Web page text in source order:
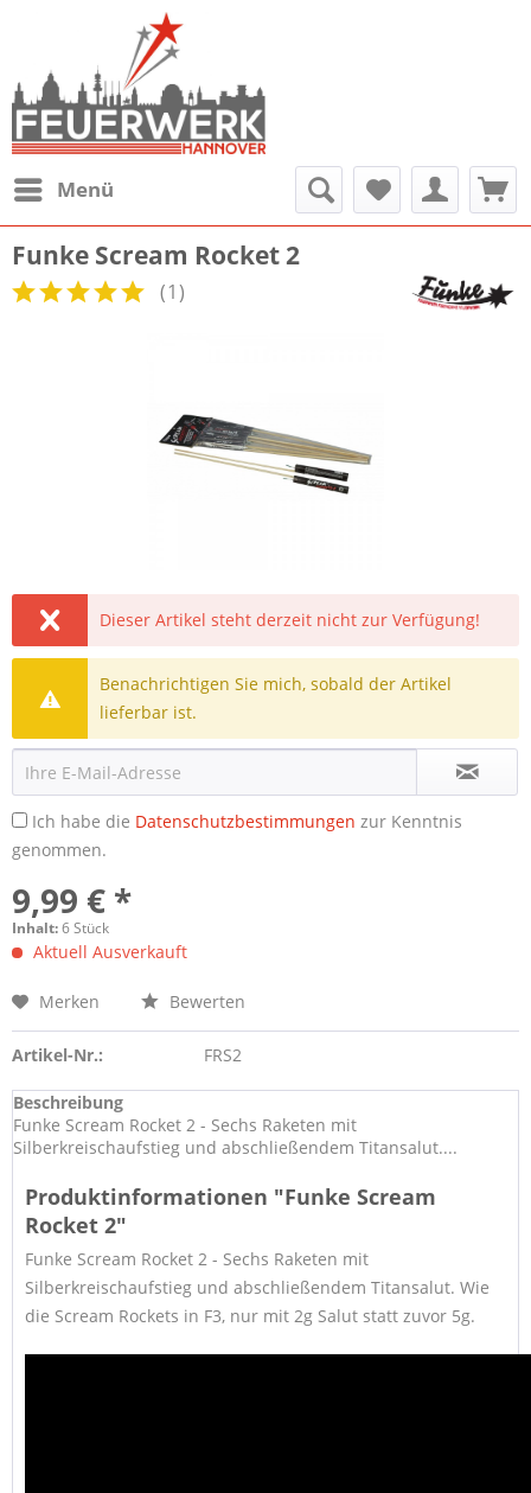
Menü
Funke Scream Rocket 2
(1)
Dieser Artikel steht derzeit nicht zur Verfügung!
Benachrichtigen Sie mich, sobald der Artikel
lieferbar ist.
Ich habe die Datenschutzbestimmungen zur Kenntnis
genommen.
9,99 € *
Inhalt:6 Stück
Aktuell Ausverkauft
Merken Bewerten
Artikel-Nr.: FRS2
Beschreibung
Funke Scream Rocket 2 - Sechs Raketen mit
Silberkreischaufstieg und abschließendem Titansalut....
Produktinformationen "Funke Scream
Rocket 2"
Funke Scream Rocket 2 - Sechs Raketen mit
Silberkreischaufstieg und abschließendem Titansalut. Wie
die Scream Rockets in F3, nur mit 2g Salut statt zuvor 5g.